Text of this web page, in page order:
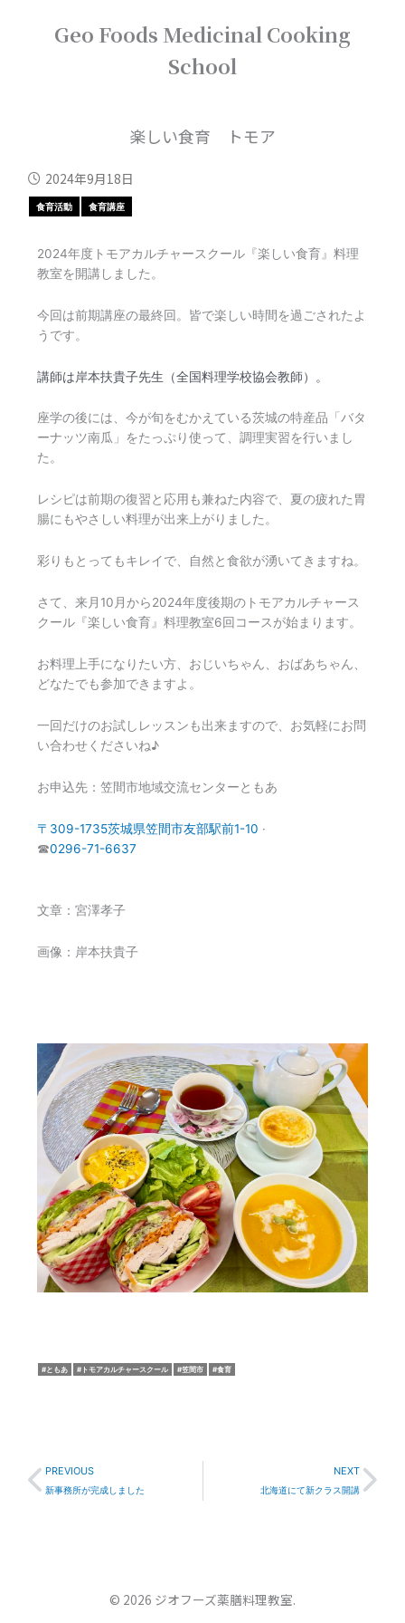
Geo Foods Medicinal Cooking
School
楽しい食育 トモア
2024年9月18日
食育活動 食育講座
2024年度トモアカルチャースクール『楽しい食育』料理
教室を開講しました。
今回は前期講座の最終回。皆で楽しい時間を過ごされたよ
うです。
講師は岸本扶貴子先生（全国料理学校協会教師）。
座学の後には、今が旬をむかえている茨城の特産品「バタ
ーナッツ南瓜」をたっぷり使って、調理実習を行いまし
た。
レシピは前期の復習と応用も兼ねた内容で、夏の疲れた胃
腸にもやさしい料理が出来上がりました。
彩りもとってもキレイで、自然と食欲が湧いてきますね。
さて、来月10月から2024年度後期のトモアカルチャース
クール『楽しい食育』料理教室6回コースが始まります。
お料理上手になりたい方、おじいちゃん、おばあちゃん、
どなたでも参加できますよ。
一回だけのお試しレッスンも出来ますので、お気軽にお問
い合わせくださいね♪
お申込先：笠間市地域交流センターともあ
〒309-1735茨城県笠間市友部駅前1-10 ·
☎0296-71-6637
文章：宮澤孝子
画像：岸本扶貴子
ともあ トモアカルチャースクール 笠間市 食育
Prev
PREVIOUS
新事務所が完成しました
NEXT
北海道にて新クラス開講
© 2026 ジオフーズ薬膳料理教室.